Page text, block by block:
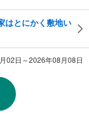
はとにかく敷地い
02日～2026年08月08日